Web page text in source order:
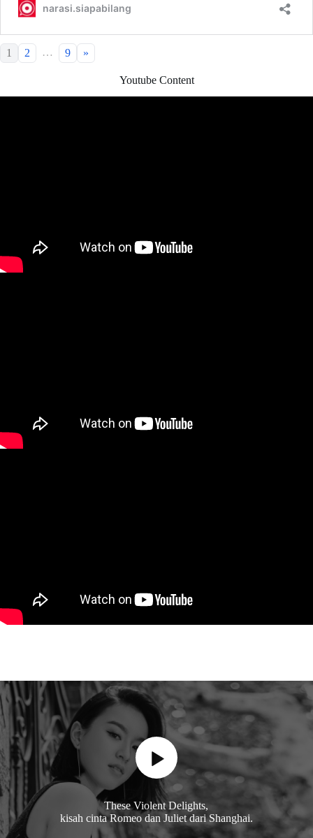
1 2 … 9 »
Youtube Content
These Violent Delights,
kisah cinta Romeo dan Juliet dari Shanghai.